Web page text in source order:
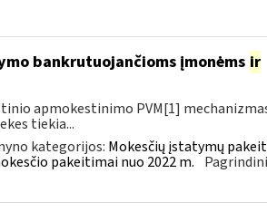
bankrutuojančioms įmonėms ir
apmokestinimo PVM[1]
tiekia...
kategorijos: Mokesčių įstatymų
pakeitimai nuo 2022 m.